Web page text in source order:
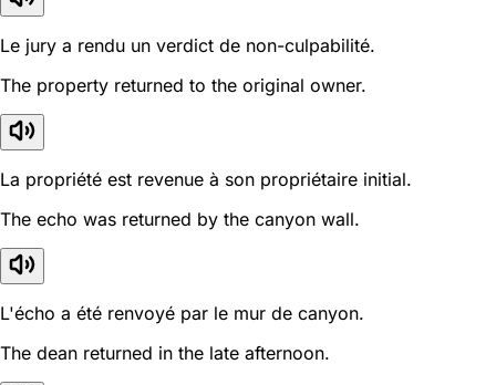
Le jury a rendu un verdict de non-culpabilité.
The property returned to the original owner.
La propriété est revenue à son propriétaire initial.
The echo was returned by the canyon wall.
L'écho a été renvoyé par le mur de canyon.
The dean returned in the late afternoon.